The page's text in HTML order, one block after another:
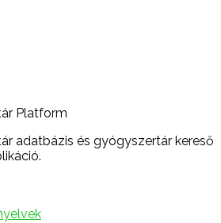
Platform
adatbázis és gyógyszertár kereső